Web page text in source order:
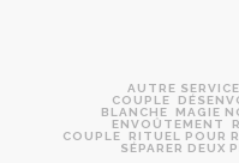
AUTRE SERVICE
COUPLE
BLANCHE
MAGIE
ENVOÛTEMENT
COUPLE
RITUEL POUR
SÉPARER DEUX